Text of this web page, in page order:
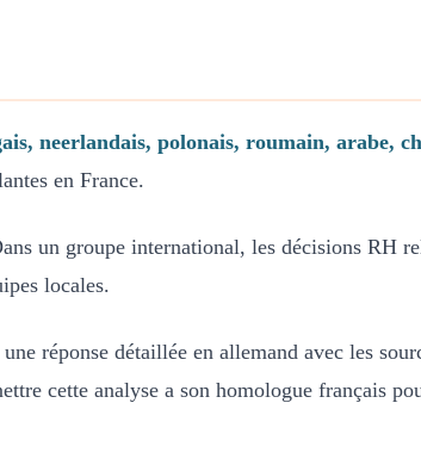
neerlandais, polonais, roumain, arabe,
en France.
un groupe international, les décisions RH
locales.
réponse détaillée en allemand avec les
cette analyse a son homologue français